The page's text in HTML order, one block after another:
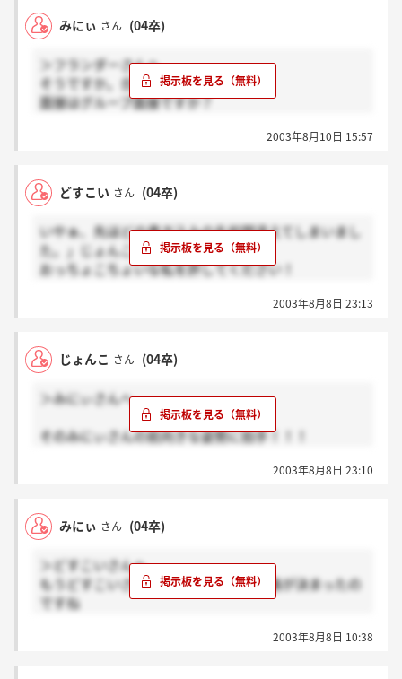
「内定」という目先の目標じゃなくて、ずっと先の目
標を見つけられる企業に就職してくださいね！
みにぃ さん (04卒)
＞フランダーさんへ
そうですか。合いませんでしたか。
面接はグループ面接ですか？
は
次の選考に望みませんでした。
ゃいました
＞どすこいさん
た方がいるとしたら
私は1年後、3年後、、、
す
なんか性格悪いですかね。。。
でも頑張った分そう思いたいです・・・
2003年8月10日 15:57
どすこい さん (04卒)
いやぁ、先ほどの書き込みの名前間違えてしまいまし
た。」じょんこ＝どすこい、です。
おっちょこちょいな私を許してください！
2003年8月8日 23:13
じょんこ さん (04卒)
＞みにぃさんへ
そのみにぃさんの前向きな姿勢に拍手！！！
いや、と投げやりだったのです。もちろん、面接では
でも、ある企業での面接をきっかけに本気で取り組む
ようになりました。沢山の企業をまわっていくうち
た。ちょっと偉そうかもしれませんね・・・。失礼し
ました(^^ゞ
フランダーさんへ
企業の印象があまり良くなかったみたいです
2003年8月8日 23:10
みにぃ さん (04卒)
＞どすこいさんへ
もうどすこいさん的には納得のいく進路が決まったの
ですね
私はまだ挑戦したい企業がいくつかある為髪の毛は黒
2003年8月8日 10:38